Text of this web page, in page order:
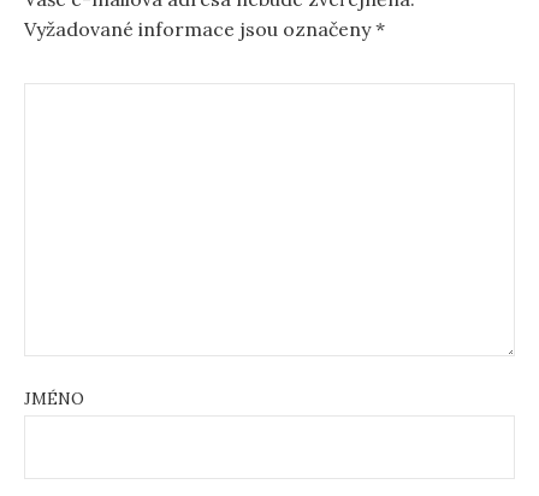
Vyžadované informace jsou označeny*
JMÉNO